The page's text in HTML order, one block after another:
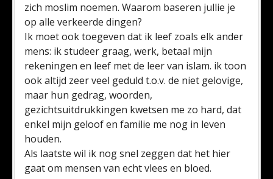
zich moslim noemen. Waarom baseren jullie je
op alle verkeerde dingen?
Ik moet ook toegeven dat ik leef zoals elk ander
mens: ik studeer graag, werk, betaal mijn
rekeningen en leef met de leer van islam. ik toon
ook altijd zeer veel geduld t.o.v. de niet gelovige,
maar hun gedrag, woorden,
gezichtsuitdrukkingen kwetsen me zo hard, dat
enkel mijn geloof en familie me nog in leven
houden.
Als laatste wil ik nog snel zeggen dat het hier
gaat om mensen van echt vlees en bloed.